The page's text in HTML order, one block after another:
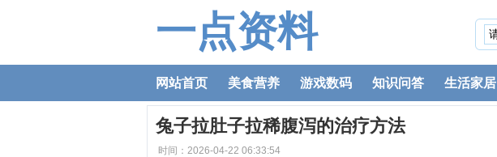
一点资料
网站首页 美食营养 游戏数码 知识问答 生活家居
兔子拉肚子拉稀腹泻的治疗方法
时间：2026-04-22 06:33:54